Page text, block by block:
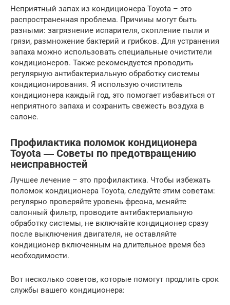
Неприятный запах из кондиционера Toyota – это
распространенная проблема. Причины могут быть
разными: загрязнение испарителя, скопление пыли и
грязи, размножение бактерий и грибков. Для устранения
запаха можно использовать специальные очистители
кондиционеров. Также рекомендуется проводить
регулярную антибактериальную обработку системы
кондиционирования. Я использую очиститель
кондиционера каждый год, это помогает избавиться от
неприятного запаха и сохранить свежесть воздуха в
салоне.
Профилактика поломок кондиционера
Toyota ― Советы по предотвращению
неисправностей
Лучшее лечение – это профилактика. Чтобы избежать
поломок кондиционера Toyota, следуйте этим советам:
регулярно проверяйте уровень фреона, меняйте
салонный фильтр, проводите антибактериальную
обработку системы, не включайте кондиционер сразу
после выключения двигателя, не оставляйте
кондиционер включенным на длительное время без
необходимости.
Вот несколько советов, которые помогут продлить срок
службы вашего кондиционера: